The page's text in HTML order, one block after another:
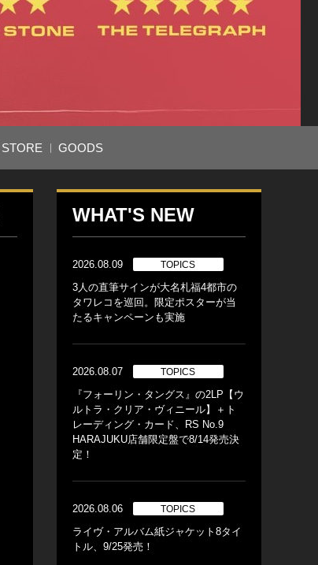
STORE GOODS
WHAT'S NEW
2026.08.09 TOPICS
3人の直筆サインが大名札福4都市の
タワレコを巡回。限定ポスターが当
たるキャンペーンも実施
2026.08.07 TOPICS
『フォーリン・タングス』の2LP【ウ
ルトラ・クリア・ヴィニール】＋ト
レーディング・カード、RS No.9
HARAJUKU店舗限定盤で8/14発売決
定！
2026.08.06 TOPICS
ライヴ・アルバム紙ジャケット8タイ
トル、9/25発売！